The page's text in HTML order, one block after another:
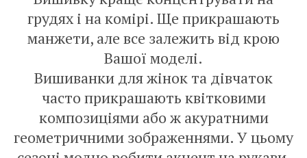
грудях і на комірі. Ще прикрашають
манжети, але все залежить від крою
Вашої моделі.
Вишиванки для жінок та дівчаток
часто прикрашають квітковими
композиціями або ж акуратними
геометричними зображеннями. У цьому